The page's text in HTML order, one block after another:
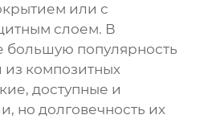
или с
слоем. В
большую популярность
композитных
доступные и
но долговечность их